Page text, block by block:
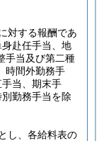
対する報酬であ
赴任手当、地
手当及び第二種
時間外勤務手
当、期末手
勤務手当を除
し、各給料表の